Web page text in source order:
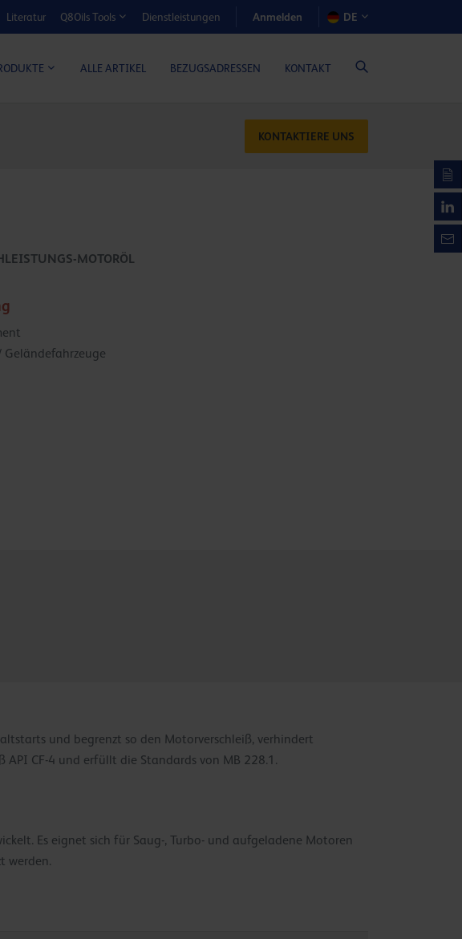
Literatur Q8Oils Tools Dienstleistungen Anmelden DE
ALLE ARTIKEL BEZUGSADRESSEN KONTAKT
KONTAKTIERE UNS
MOTORÖL
und begrenzt so den Motorverschleiß, verhindert
CF-4 und erfüllt die Standards von MB 228.1.
Es eignet sich für Saug-, Turbo- und aufgeladene Motoren
werden.